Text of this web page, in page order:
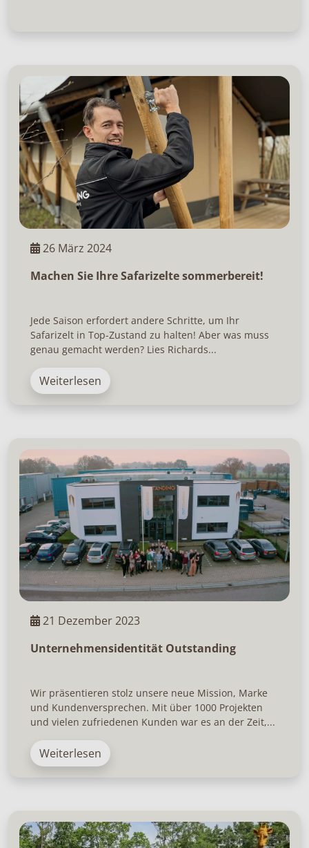
26 März 2024
Machen Sie Ihre Safarizelte sommerbereit!
Jede Saison erfordert andere Schritte, um Ihr
Safarizelt in Top-Zustand zu halten! Aber was muss
genau gemacht werden? Lies Richards...
Weiterlesen
21 Dezember 2023
Unternehmensidentität Outstanding
Wir präsentieren stolz unsere neue Mission, Marke
und Kundenversprechen. Mit über 1000 Projekten
und vielen zufriedenen Kunden war es an der Zeit,...
Weiterlesen